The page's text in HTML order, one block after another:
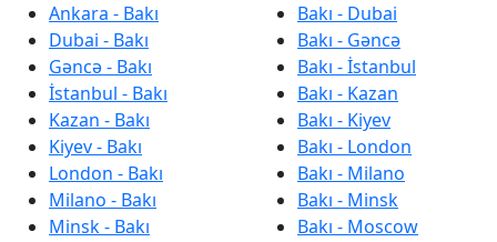
Ankara - Bakı
Dubai - Bakı
Gəncə - Bakı
İstanbul - Bakı
Kazan - Bakı
Kiyev - Bakı
London - Bakı
Milano - Bakı
Minsk - Bakı
Bakı - Dubai
Bakı - Gəncə
Bakı - İstanbul
Bakı - Kazan
Bakı - Kiyev
Bakı - London
Bakı - Milano
Bakı - Minsk
Bakı - Moscow